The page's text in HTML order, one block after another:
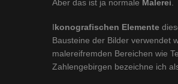
Aber das ist ja normale Malerei
Ikonografischen Elemente
Bausteine der Bilder verwendet
malereifremden Bereichen wie
Zahlengebirgen bezeichne ich